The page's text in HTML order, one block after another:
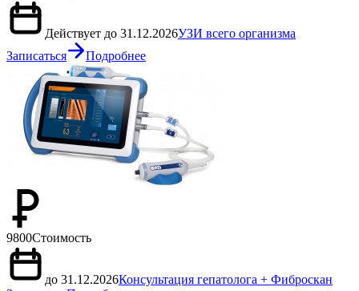
Действует до 31.12.2026УЗИ всего организма
Записаться
Подробнее
9800Стоимость
до 31.12.2026Консультация гепатолога + Фиброскан